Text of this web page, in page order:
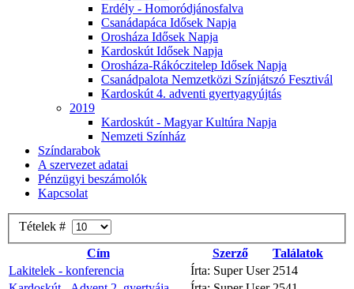
Erdély - Homoródjánosfalva
Csanádapáca Idősek Napja
Orosháza Idősek Napja
Kardoskút Idősek Napja
Orosháza-Rákóczitelep Idősek Napja
Csanádpalota Nemzetközi Színjátszó Fesztivál
Kardoskút 4. adventi gyertyagyújtás
2019
Kardoskút - Magyar Kultúra Napja
Nemzeti Színház
Színdarabok
A szervezet adatai
Pénzügyi beszámolók
Kapcsolat
Tételek #
Cím
Szerző
Találatok
Lakitelek - konferencia
Írta: Super User 2514